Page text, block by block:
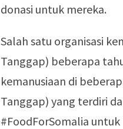
donasi untuk mereka.
Salah satu organisasi
Tanggap) beberapa
kemanusiaan di
Tanggap) yang terdiri
#FoodForSomalia